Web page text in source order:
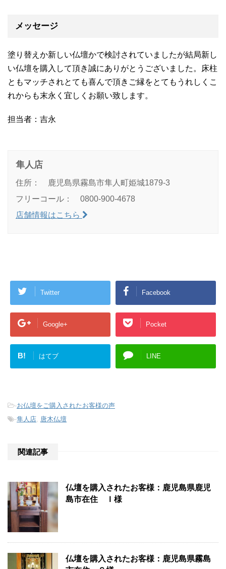
メッセージ
塗り替えか新しい仏壇かで検討されていましたが結局新し
い仏壇を購入して頂き誠にありがとうございました。床柱
ともマッチされとても喜んで頂きご縁をとてもうれしくこ
れからも末永く宜しくお願い致します。
担当者：吉永
隼人店
住所： 鹿児島県霧島市隼人町姫城1879-3
フリーコール： 0800-900-4678
店舗情報はこちら
Twitter Facebook
Google+ Pocket
B! はてブ LINE
-お仏壇をご購入されたお客様の声
-隼人店 唐木仏壇
関連記事
仏壇を購入されたお客様：鹿児島県鹿児
島市在住 Ｉ様
仏壇を購入されたお客様：鹿児島県霧島